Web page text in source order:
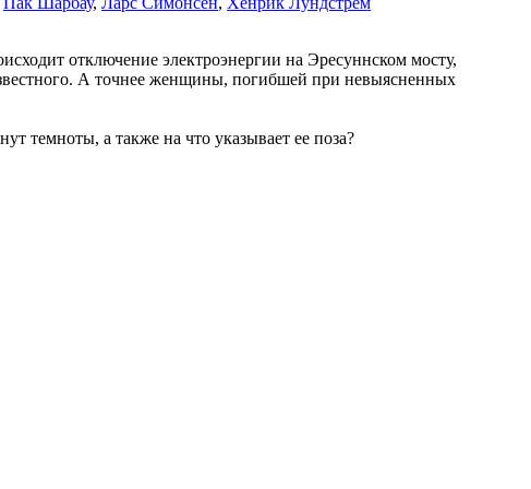
отключение электроэнергии на Эресуннском мосту,
А точнее женщины, погибшей при невыясненных
темноты, а также на что указывает ее поза?